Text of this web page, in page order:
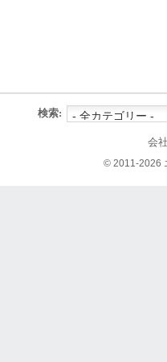
検索:
会
© 2011-2026